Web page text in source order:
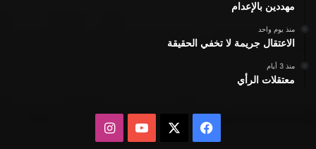
مهددين بالإعدام
منذ يوم واحد
الاعتقال جريمة لا تخفي الحقيقة
منذ 3 أيام
معتقلات الرأي
فيسبوك يوتيوبانستقرام